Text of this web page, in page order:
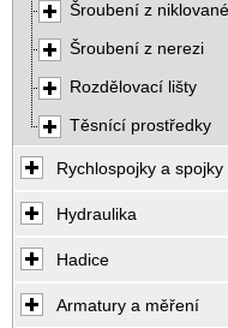
Šroubení z
Šroubení z nerezi
Rozdělovací lišty
Těsnící prostředky
Rychlospojky a spojky
Hydraulika
Hadice
Armatury a měření